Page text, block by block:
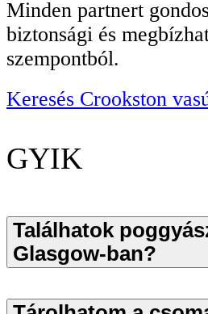
Minden partnert
biztonsági és
szempontból.
Keresés Crookston
GYIK
Találhatok
Glasgow-ban?